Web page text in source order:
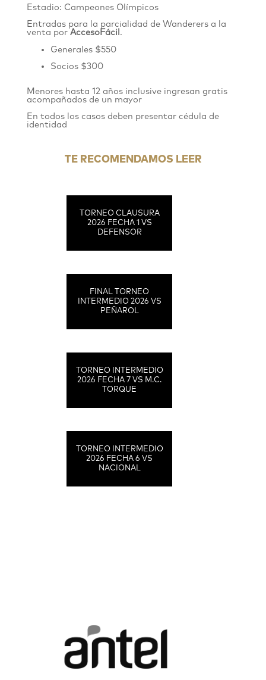
Estadio: Campeones Olímpicos
Entradas para la parcialidad de Wanderersa la
venta por AccesoFácil .
Generales $550
Socios $300
Menores hasta 12 años inclusive ingresan gratis
acompañados de un mayor
En todos los casos deben presentar cédula de
identidad
TE RECOMENDAMOS LEER
TORNEO CLAUSURA
2026 FECHA 1 VS
DEFENSOR
FINAL TORNEO
INTERMEDIO 2026 VS
PEÑAROL
TORNEO INTERMEDIO
2026 FECHA 7 VS M.C.
TORQUE
TORNEO INTERMEDIO
2026 FECHA 6 VS
NACIONAL